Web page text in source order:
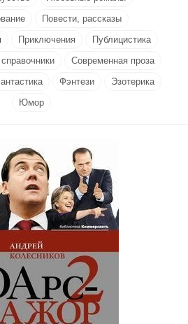
Повести, рассказы
Приключения
Публицистика
Современная проза
Фэнтези
Эзотерика
Юмор